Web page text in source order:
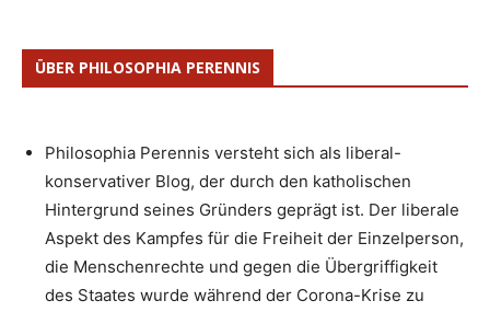
ÜBER PHILOSOPHIA PERENNIS
Philosophia Perennis versteht sich als liberal-
konservativer Blog, der durch den katholischen
Hintergrund seines Gründers geprägt ist. Der liberale
Aspekt des Kampfes für die Freiheit der Einzelperson,
die Menschenrechte und gegen die Übergriffigkeit
des Staates wurde während der Corona-Krise zu